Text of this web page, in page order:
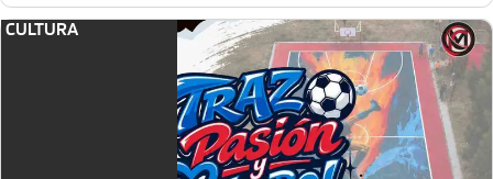
CULTURA